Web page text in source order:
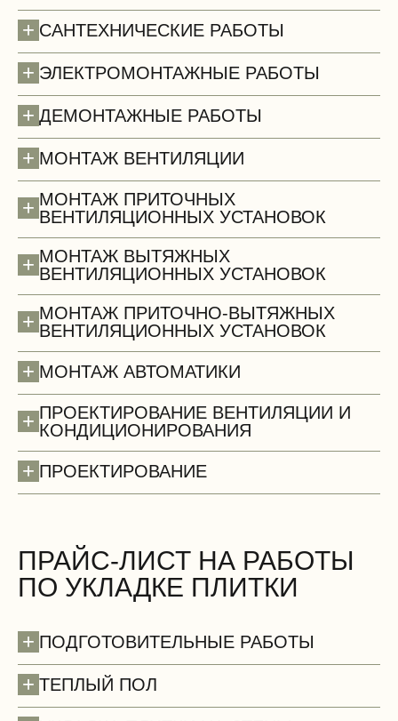
+ САНТЕХНИЧЕСКИЕ РАБОТЫ
+ ЭЛЕКТРОМОНТАЖНЫЕ РАБОТЫ
+ ДЕМОНТАЖНЫЕ РАБОТЫ
Полы (демонтаж)
+ МОНТАЖ ВЕНТИЛЯЦИИ
+ МОНТАЖ ПРИТОЧНЫХ
ВЕНТИЛЯЦИОННЫХ УСТАНОВОК
+ МОНТАЖ ВЫТЯЖНЫХ
ВЕНТИЛЯЦИОННЫХ УСТАНОВОК
+ МОНТАЖ ПРИТОЧНО-ВЫТЯЖНЫХ
ВЕНТИЛЯЦИОННЫХ УСТАНОВОК
+ МОНТАЖ АВТОМАТИКИ
+ ПРОЕКТИРОВАНИЕ ВЕНТИЛЯЦИИ И
КОНДИЦИОНИРОВАНИЯ
+ ПРОЕКТИРОВАНИЕ
ПРАЙС-ЛИСТ НА РАБОТЫ
ПО УКЛАДКЕ ПЛИТКИ
+ ПОДГОТОВИТЕЛЬНЫЕ РАБОТЫ
+ ТЕПЛЫЙ ПОЛ